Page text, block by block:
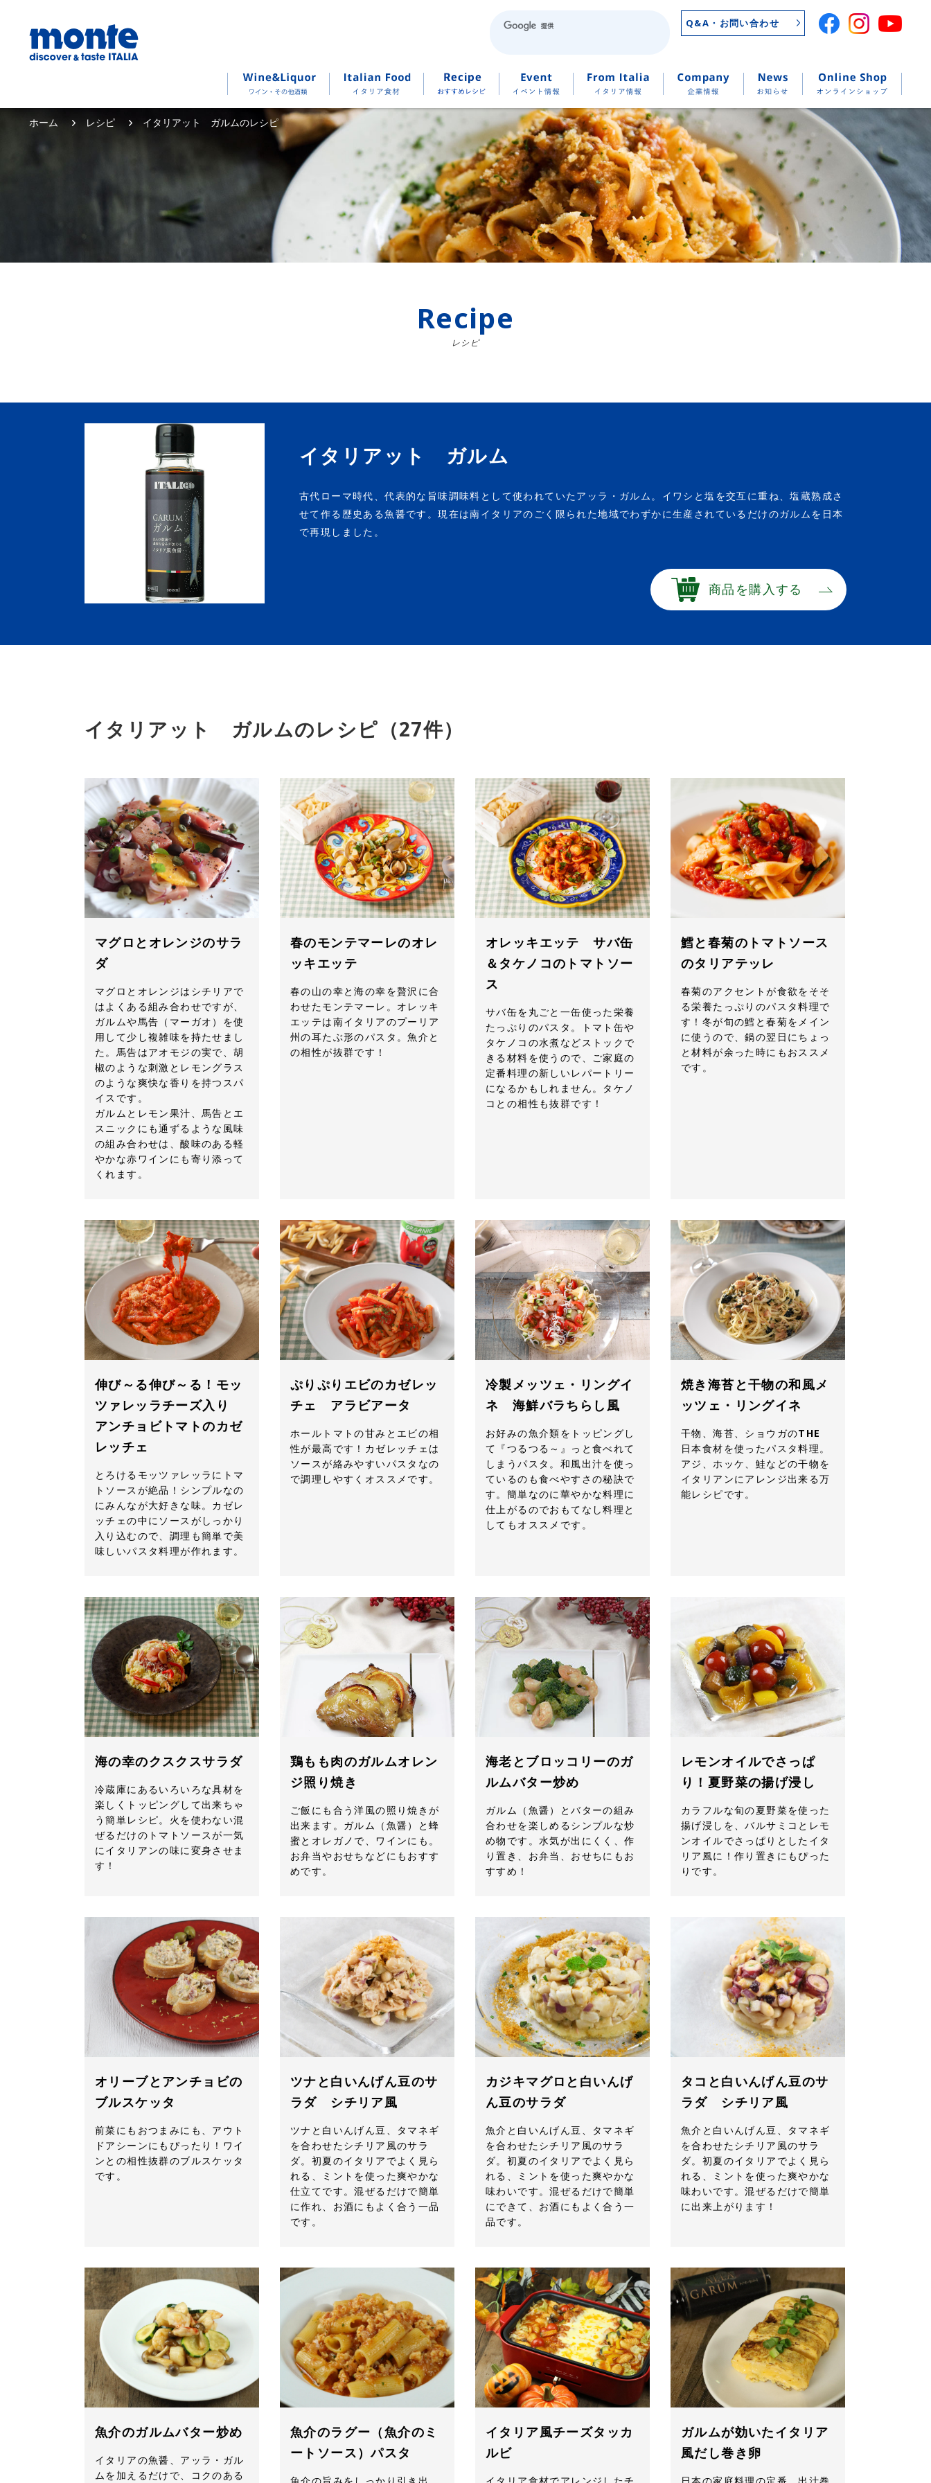
Q&A・お問い合わせ
ホーム レシピ イタリアット ガルムのレシピ
Recipe
レシピ
イタリアット ガルム
古代ローマ時代、代表的な旨味調味料として使われていたアッラ・ガルム。イワシと塩を交互に重ね、塩蔵熟成さ
せて作る歴史ある魚醤です。現在は南イタリアのごく限られた地域でわずかに生産されているだけのガルムを日本
で再現しました。
商品を購入する
イタリアット ガルムのレシピ（27件）
マグロとオレンジのサラ
ダ
マグロとオレンジはシチリアで
はよくある組み合わせですが、
ガルムや馬告（マーガオ）を使
用して少し複雑味を持たせまし
た。馬告はアオモジの実で、胡
椒のような刺激とレモングラス
のような爽快な香りを持つスパ
イスです。
ガルムとレモン果汁、馬告とエ
スニックにも通ずるような風味
の組み合わせは、酸味のある軽
やかな赤ワインにも寄り添って
くれます。
春のモンテマーレのオレ
ッキエッテ
春の山の幸と海の幸を贅沢に合
わせたモンテマーレ。オレッキ
エッテは南イタリアのプーリア
州の耳たぶ形のパスタ。魚介と
の相性が抜群です！
オレッキエッテ サバ缶
＆タケノコのトマトソー
ス
サバ缶を丸ごと一缶使った栄養
たっぷりのパスタ。トマト缶や
タケノコの水煮などストックで
きる材料を使うので、ご家庭の
定番料理の新しいレパートリー
になるかもしれません。タケノ
コとの相性も抜群です！
鱈と春菊のトマトソース
のタリアテッレ
春菊のアクセントが食欲をそそ
る栄養たっぷりのパスタ料理で
す！冬が旬の鱈と春菊をメイン
に使うので、鍋の翌日にちょっ
と材料が余った時にもおススメ
です。
伸び～る伸び～る！モッ
ツァレッラチーズ入り
アンチョビトマトのカゼ
レッチェ
とろけるモッツァレッラにトマ
トソースが絶品！シンプルなの
にみんなが大好きな味。カゼレ
ッチェの中にソースがしっかり
入り込むので、調理も簡単で美
味しいパスタ料理が作れます。
ぷりぷりエビのカゼレッ
チェ アラビアータ
ホールトマトの甘みとエビの相
性が最高です！カゼレッチェは
ソースが絡みやすいパスタなの
で調理しやすくオススメです。
冷製メッツェ・リングイ
ネ 海鮮バラちらし風
お好みの魚介類をトッピングし
て『つるつる～』っと食べれて
しまうパスタ。和風出汁を使っ
ているのも食べやすさの秘訣で
す。簡単なのに華やかな料理に
仕上がるのでおもてなし料理と
してもオススメです。
焼き海苔と干物の和風メ
ッツェ・リングイネ
干物、海苔、ショウガのTHE
日本食材を使ったパスタ料理。
アジ、ホッケ、鮭などの干物を
イタリアンにアレンジ出来る万
能レシピです。
海の幸のクスクスサラダ
冷蔵庫にあるいろいろな具材を
楽しくトッピングして出来ちゃ
う簡単レシピ。火を使わない混
ぜるだけのトマトソースが一気
にイタリアンの味に変身させま
す！
鶏もも肉のガルムオレン
ジ照り焼き
ご飯にも合う洋風の照り焼きが
出来ます。ガルム（魚醤）と蜂
蜜とオレガノで、ワインにも。
お弁当やおせちなどにもおすす
めです。
海老とブロッコリーのガ
ルムバター炒め
ガルム（魚醤）とバターの組み
合わせを楽しめるシンプルな炒
め物です。水気が出にくく、作
り置き、お弁当、おせちにもお
すすめ！
レモンオイルでさっぱ
り！夏野菜の揚げ浸し
カラフルな旬の夏野菜を使った
揚げ浸しを、バルサミコとレモ
ンオイルでさっぱりとしたイタ
リア風に！作り置きにもぴった
りです。
オリーブとアンチョビの
ブルスケッタ
前菜にもおつまみにも、アウト
ドアシーンにもぴったり！ワイ
ンとの相性抜群のブルスケッタ
です。
ツナと白いんげん豆のサ
ラダ シチリア風
ツナと白いんげん豆、タマネギ
を合わせたシチリア風のサラ
ダ。初夏のイタリアでよく見ら
れる、ミントを使った爽やかな
仕立てです。混ぜるだけで簡単
に作れ、お酒にもよく合う一品
です。
カジキマグロと白いんげ
ん豆のサラダ
魚介と白いんげん豆、タマネギ
を合わせたシチリア風のサラ
ダ。初夏のイタリアでよく見ら
れる、ミントを使った爽やかな
味わいです。混ぜるだけで簡単
にできて、お酒にもよく合う一
品です。
タコと白いんげん豆のサ
ラダ シチリア風
魚介と白いんげん豆、タマネギ
を合わせたシチリア風のサラ
ダ。初夏のイタリアでよく見ら
れる、ミントを使った爽やかな
味わいです。混ぜるだけで簡単
に出来上がります！
魚介のガルムバター炒め
イタリアの魚醤、アッラ・ガル
ムを加えるだけで、コクのある
魚介のラグー（魚介のミ
ートソース）パスタ
魚介の旨みをしっかり引き出
イタリア風チーズタッカ
ルビ
イタリア食材でアレンジしたチ
ガルムが効いたイタリア
風だし巻き卵
日本の家庭料理の定番、出汁巻